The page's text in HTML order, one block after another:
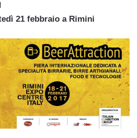
21 febbraio a Rimini